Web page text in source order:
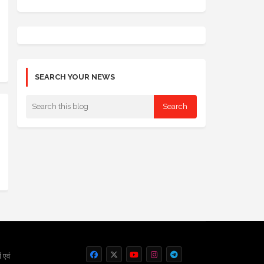
SEARCH YOUR NEWS
एवं